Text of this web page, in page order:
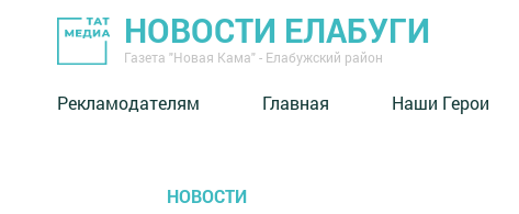
НОВОСТИ ЕЛАБУГИ
Газета "Новая Кама" - Елабужский район
Рекламодателям Главная Наши Герои
НОВОСТИ